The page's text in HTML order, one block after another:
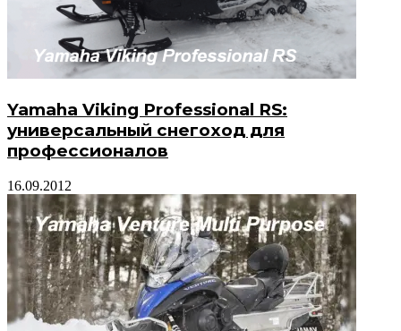
Yamaha Viking Professional RS:
универсальный снегоход для
профессионалов
16.09.2012